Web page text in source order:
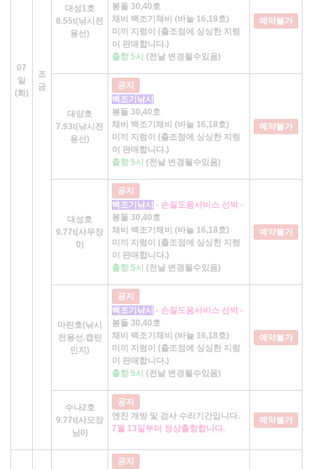
07
일
(화)
조
금
대성1호
8.55t(낚시전
용선)
봉돌 30,40호
채비 백조기채비 (바늘 16,18호)
미끼 지렁이 (출조점에 싱싱한 지렁
이 판매합니다.)
출항 5시 (전날 변경될수있음)
예약불가
대양호
7.93t(낚시전
용선)
공지
백조기낚시
봉돌 30,40호
채비 백조기채비 (바늘 16,18호)
미끼 지렁이 (출조점에 싱싱한 지렁
이 판매합니다.)
출항 5시 (전날 변경될수있음)
예약불가
대성호
9.77t(사무장
0)
공지
백조기낚시 - 손질도움서비스 선박 -
봉돌 30,40호
채비 백조기채비 (바늘 16,18호)
미끼 지렁이 (출조점에 싱싱한 지렁
이 판매합니다.)
출항 5시 (전날 변경될수있음)
예약불가
마린호(낚시
전용선.캡틴
민지)
공지
백조기낚시 - 손질도움서비스 선박 -
봉돌 30,40호
채비 백조기채비 (바늘 16,18호)
미끼 지렁이 (출조점에 싱싱한 지렁
이 판매합니다.)
출항 5시 (전날 변경될수있음)
예약불가
수나2호
9.77t(사모장
님0)
공지
엔진 개방 및 검사 수리기간입니다.
7월 13일부터 정상출항합니다.
예약불가
공지